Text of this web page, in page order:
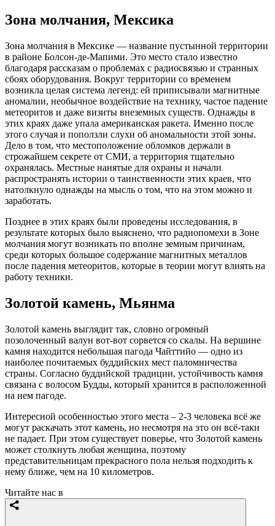
Зона молчания, Мексика
Зона молчания в Мексике — название пустынной территории
в районе Болсон-де-Мапими. Это место стало известно
благодаря рассказам о проблемах с радиосвязью и странных
сбоях оборудования. Вокруг территории со временем
возникла целая система легенд: ей приписывали магнитные
аномалии, необычное воздействие на технику, частое падение
метеоритов и даже визиты внеземных существ. Однажды в
этих краях даже упала американская ракета. Именно после
этого случая и поползли слухи об аномальности этой зоны.
Дело в том, что местоположение обломков держали в
строжайшем секрете от СМИ, а территория тщательно
охранялась. Местные нанятые для охраны и начали
распространять истории о таинственности этих краев, что
натолкнуло однажды на мысль о том, что на этом можно и
заработать.
Позднее в этих краях были проведены исследования, в
результате которых было выяснено, что радиопомехи в Зоне
молчания могут возникать по вполне земным причинам,
среди которых большое содержание магнитных металлов
после падения метеоритов, которые в теории могут влиять на
работу техники.
Золотой камень, Мьянма
Золотой камень выглядит так, словно огромный
позолоченный валун вот-вот сорвется со скалы. На вершине
камня находится небольшая пагода Чайттийо — одно из
наиболее почитаемых буддийских мест паломничества
страны. Согласно буддийской традиции, устойчивость камня
связана с волосом Будды, который хранится в расположенной
на нем пагоде.
Интересной особенностью этого места – 2-3 человека всё же
могут раскачать этот камень, но несмотря на это он всё-таки
не падает. При этом существует поверье, что Золотой камень
может столкнуть любая женщина, поэтому
представительницам прекрасного пола нельзя подходить к
нему ближе, чем на 10 километров.
Читайте нас в